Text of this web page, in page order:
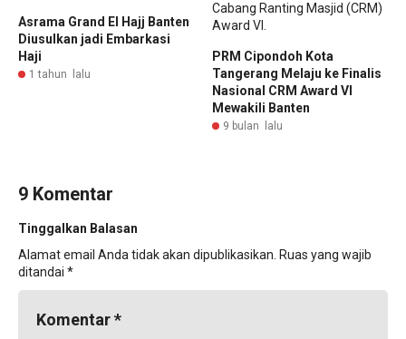
Asrama Grand El Hajj Banten
Diusulkan jadi Embarkasi
Haji
1 tahun lalu
PRM Cipondoh Kota
Tangerang Melaju ke Finalis
Nasional CRM Award VI
Mewakili Banten
9 bulan lalu
9 Komentar
Tinggalkan Balasan
Alamat email Anda tidak akan dipublikasikan. Ruas yang wajib
ditandai *
Komentar*